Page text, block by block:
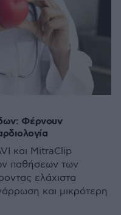
Φέρνουν
και MitraClip
παθήσεων των
ελάχιστα
και μικρότερη